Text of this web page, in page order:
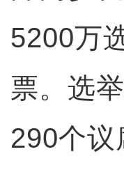
5200万
票。选
290个